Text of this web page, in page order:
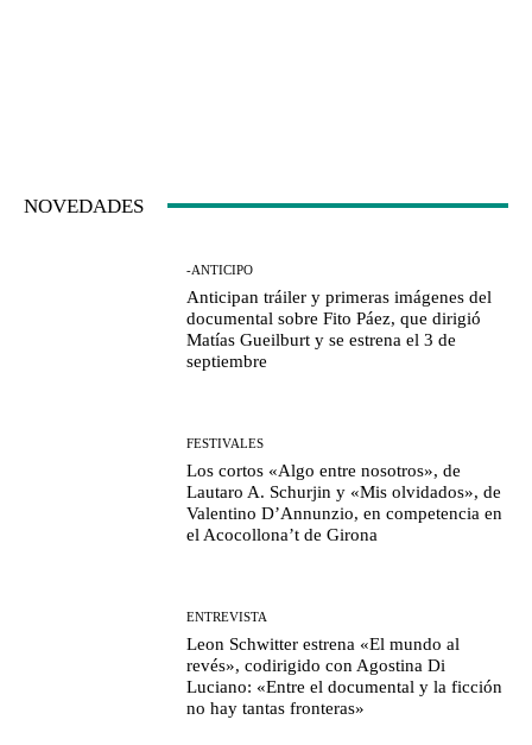
NOVEDADES
-ANTICIPO
Anticipan tráiler y primeras imágenes del
documental sobre Fito Páez, que dirigió
Matías Gueilburt y se estrena el 3 de
septiembre
FESTIVALES
Los cortos «Algo entre nosotros», de
Lautaro A. Schurjin y «Mis olvidados», de
Valentino D’Annunzio, en competencia en
el Acocollona’t de Girona
ENTREVISTA
Leon Schwitter estrena «El mundo al
revés», codirigido con Agostina Di
Luciano: «Entre el documental y la ficción
no hay tantas fronteras»